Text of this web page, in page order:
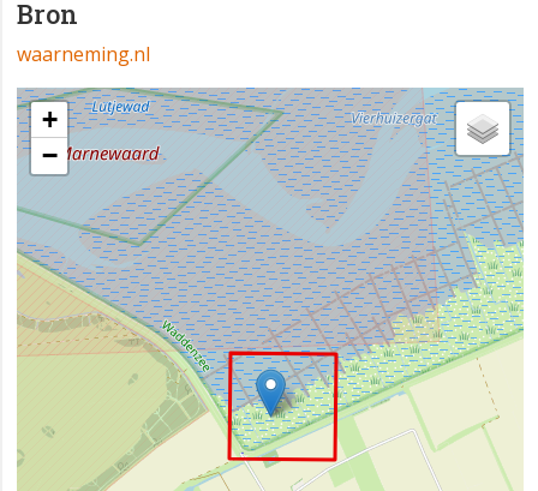
Bron
waarneming.nl
+
−